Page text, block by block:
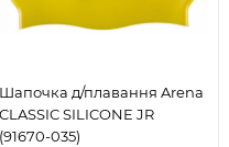
Шапочка д/плавання Arena
CLASSIC SILICONE JR
(91670-035)